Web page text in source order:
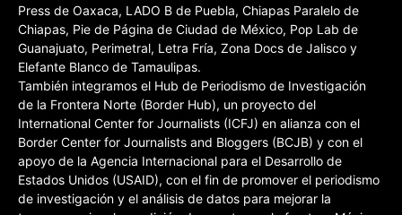
Press de Oaxaca, LADO B de Puebla, Chiapas Paralelo de
Chiapas, Pie de Página de Ciudad de México, Pop Lab de
Guanajuato, Perimetral, Letra Fría, Zona Docs de Jalisco y
Elefante Blanco de Tamaulipas.
También integramos el Hub de Periodismo de Investigación
de la Frontera Norte (Border Hub), un proyecto del
International Center for Journalists (ICFJ) en alianza con el
Border Center for Journalists and Bloggers (BCJB) y con el
apoyo de la Agencia Internacional para el Desarrollo de
Estados Unidos (USAID), con el fin de promover el periodismo
de investigación y el análisis de datos para mejorar la